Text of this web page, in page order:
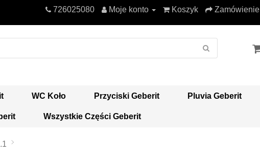
726025080 Moje konto Koszyk Zamówienie
WC Koło Przyciski Geberit Pluvia Geberit
Wszystkie Części Geberit